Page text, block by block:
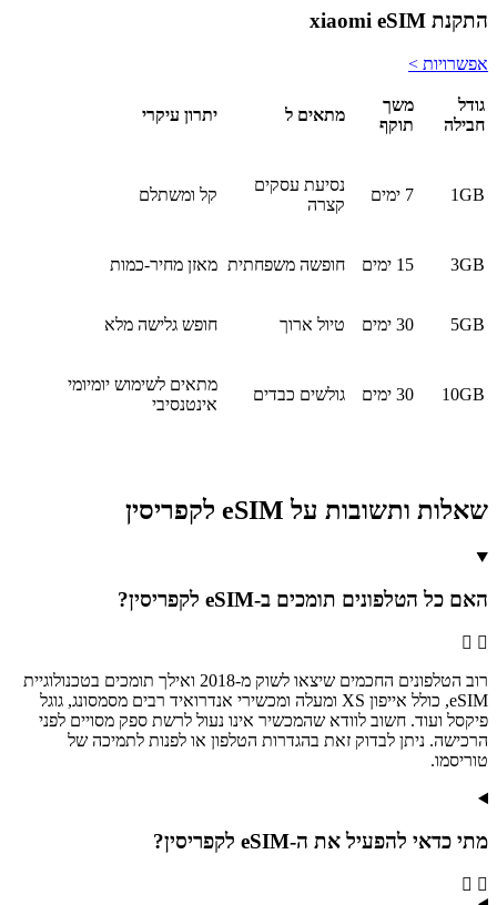
התקנת xiaomi eSIM
אפשרויות >
גודל
חבילה
משך
תוקף
מתאים ל יתרון עיקרי
1GB 7 ימים
נסיעת עסקים
קצרה
קל ומשתלם
3GB 15 ימים חופשה משפחתית מאזן מחיר-כמות
5GB 30 ימים טיול ארוך חופש גלישה מלא
10GB 30 ימים גולשים כבדים
מתאים לשימוש יומיומי
אינטנסיבי
שאלות ותשובות על eSIM לקפריסין
האם כל הטלפונים תומכים ב-eSIM לקפריסין?
רוב הטלפונים החכמים שיצאו לשוק מ-2018 ואילך תומכים בטכנולוגיית
eSIM, כולל אייפון XS ומעלה ומכשירי אנדרואיד רבים מסמסונג, גוגל
פיקסל ועוד. חשוב לוודא שהמכשיר אינו נעול לרשת ספק מסויים לפני
הרכישה. ניתן לבדוק זאת בהגדרות הטלפון או לפנות לתמיכה של
טוריסמו.
מתי כדאי להפעיל את ה-eSIM לקפריסין?